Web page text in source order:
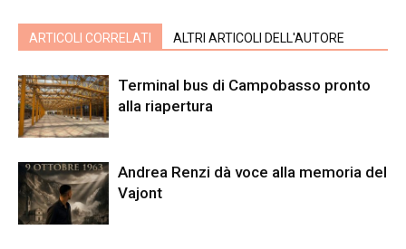
ARTICOLI CORRELATI ALTRI ARTICOLI DELL'AUTORE
Terminal bus di Campobasso pronto
alla riapertura
Andrea Renzi dà voce alla memoria del
Vajont